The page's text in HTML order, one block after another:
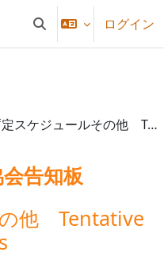
検索入力に切り替える
ログイン
暫定スケジュールその他 Tentative schedule and others
告知板
他 Tentative